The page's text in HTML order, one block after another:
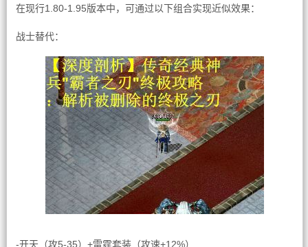
在现行1.80-1.95版本中，可通过以下组合实现近似效果：
战士替代：
-开天（攻5-35）+雷霆套装（攻速+12%）